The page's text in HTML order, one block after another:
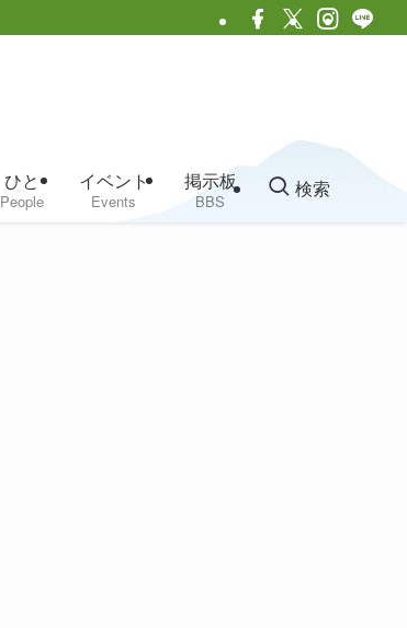
ひと
People
イベント
Events
掲示板
BBS
検索